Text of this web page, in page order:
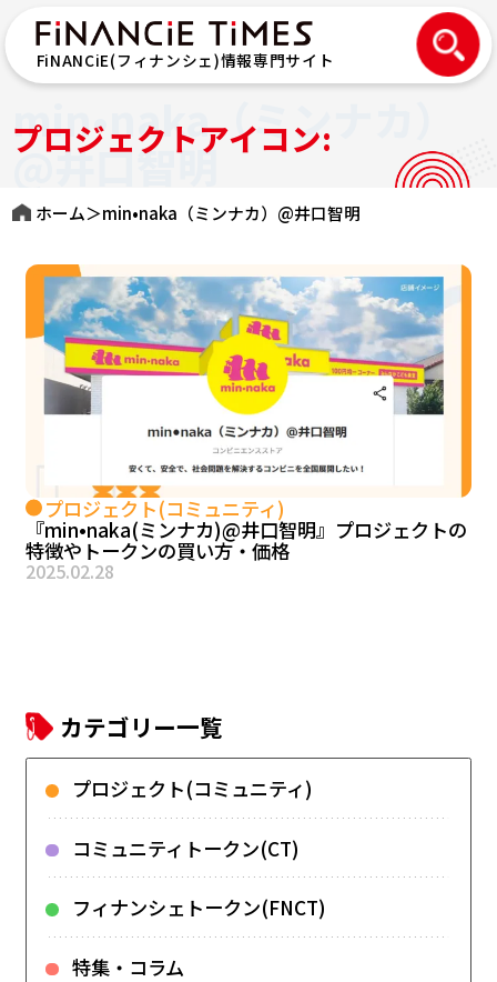
FiNANCiE(フィナンシェ)情報専門サイト
プロジェクトアイコン:
min•naka（ミンナカ）
@井口智明
ホーム＞min•naka（ミンナカ）@井口智明
プロジェクト(コミュニティ)
『min•naka(ミンナカ)@井口智明』プロジェクトの
特徴やトークンの買い方・価格
2025.02.28
カテゴリー一覧
プロジェクト(コミュニティ)
コミュニティトークン(CT)
フィナンシェトークン(FNCT)
特集・コラム